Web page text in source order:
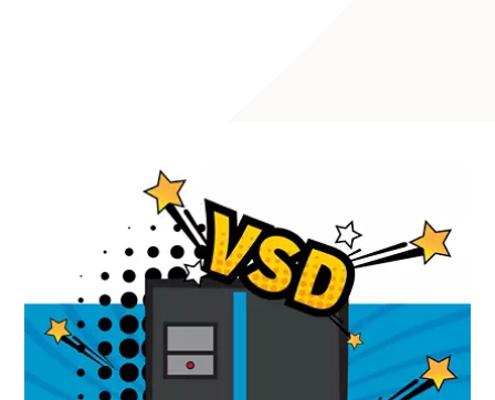
Nasz najnowszy sterownik centralny, Optimizer 4.0,
zapewnia stabilne działanie instalacji i obniża koszty
Więcej